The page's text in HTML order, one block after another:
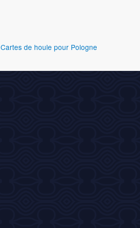
Cartes de houle pour Pologne